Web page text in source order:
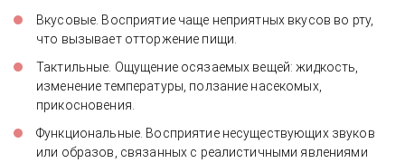
Вкусовые. Восприятие чаще неприятных вкусов во рту,
что вызывает отторжение пищи.
Тактильные. Ощущение осязаемых вещей: жидкость,
изменение температуры, ползание насекомых,
прикосновения.
Функциональные. Восприятие несуществующих звуков
или образов, связанных с реалистичными явлениями